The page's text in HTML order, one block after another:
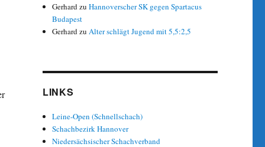
GerhardzuHannoverscher SK gegen Spartacus
Budapest
GerhardzuAlter schlägt Jugend mit 5,5:2,5
LINKS
Leine-Open (Schnellschach)
Schachbezirk Hannover
Niedersächsischer Schachverband